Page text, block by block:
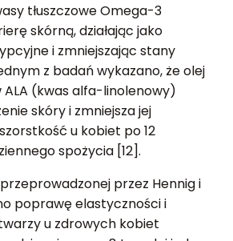
tłuszczowe Omega-3
skórną, działając jako
i zmniejszając stany
z badań wykazano, że olej
ALA (kwas alfa-linolenowy)
skóry i zmniejsza jej
u kobiet po 12
spożycia [12].
przez Hennig i
poprawę elastyczności i
u zdrowych kobiet